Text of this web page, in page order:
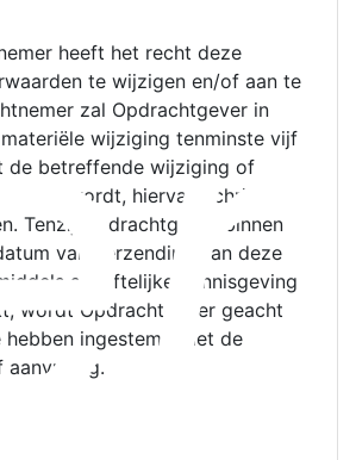
heeft het recht deze
te wijzigen en/of aan te
zal Opdrachtgever in
wijziging tenminste vijf
de betreffende wijziging of
wordt, hiervan schriftelijk
Tenzij Opdrachtgever binnen
van verzending van deze
schriftelijke kennisgeving
wordt Opdrachtgever geacht
ingestemd met de